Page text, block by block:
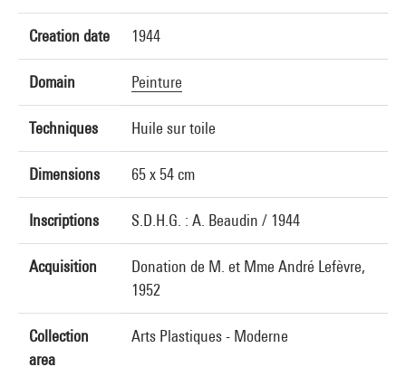
Creation date 1944
Domain Peinture
Techniques Huile sur toile
Dimensions 65 x 54 cm
Inscriptions S.D.H.G. : A. Beaudin / 1944
Acquisition
Donation de M. et Mme André Lefèvre,
1952
Collection
area
Arts Plastiques - Moderne